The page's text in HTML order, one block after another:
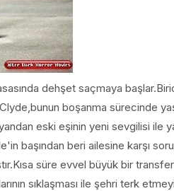
dehşet saçmaya
boşanma sürecinde
eski eşinin yeni sevgilisi ile
başından beri ailesine karşı
süre evvel büyük bir
sıklaşması ile şehri terk